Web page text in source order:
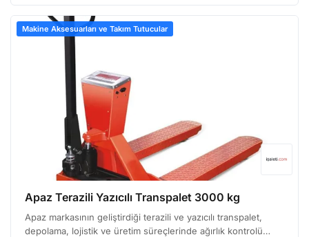
Makine Aksesuarları ve Takım Tutucular
Apaz Terazili Yazıcılı Transpalet 3000 kg
Apaz markasının geliştirdiği terazili ve yazıcılı transpalet,
depolama, lojistik ve üretim süreçlerinde ağırlık kontrolü